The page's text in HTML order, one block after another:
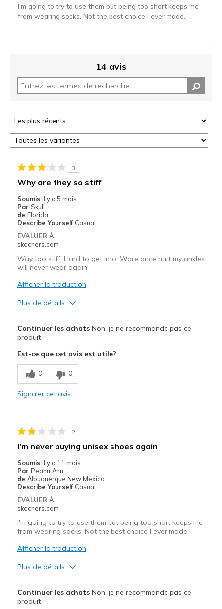
I'm going to try to use them but being too short keeps me
from wearing socks. Not the best choice I ever made.
14 avis
3
Why are they so stiff
Soumis il y a 5 mois
Par Skull
de Florida
Describe Yourself Casual
EVALUER À
skechers.com
Way too stiff. Hard to get into. Wore once hurt my ankles
will never wear again.
Afficher la traduction
Plus de détails
Attractive Design
Le contre
Need Break In
Les meilleures utilisations
Width
Feels too narrow
Sizing
Feels true to size
Continuer les achatsNon, je ne recommande pas ce
produit
Est-ce que cet avis est utile?
0 0
Signaler cet avis
2
I'm never buying unisex shoes again
Soumis il y a 11 mois
Par PeanutAnn
de Albuquerque New Mexico
Describe Yourself Casual
EVALUER À
skechers.com
I'm going to try to use them but being too short keeps me
from wearing socks. Not the best choice I ever made.
Afficher la traduction
Plus de détails
Attractive Design
Continuer les achatsNon, je ne recommande pas ce
produit